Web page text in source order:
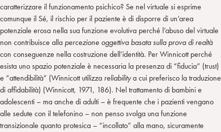
caratterizzare il funzionamento psichico? Se nel virtuale si esprime
comunque il Sé, il rischio per il paziente è di disporre di un’area
potenziale erosa nella sua funzione evolutiva perché l’abuso del virtuale
non contribuisce alla percezione oggettiva basata sulla prova di realtà
con conseguenze nella costruzione dell’identità. Per Winnicott perché
esista uno spazio potenziale è necessaria la presenza di “fiducia” (trust)
e “attendibilità” (Winnicott utilizza reliabilitya cui preferisco la traduzione
di affidabilità) (Winnicott, 1971, 186). Nel trattamento di bambini e
adolescenti – ma anche di adulti – è frequente che i pazienti vengano
alle sedute con il telefonino – non penso svolga una funzione
transizionale quanto protesica – “incollato” alla mano, sicuramente